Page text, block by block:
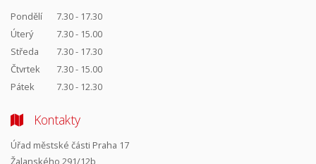
Pondělí
7.30 - 17.30
Úterý
7.30 - 15.00
Středa
7.30 - 17.30
Čtvrtek
7.30 - 15.00
Pátek
7.30 - 12.30
Kontakty
Úřad městské části Praha 17
Žalanského 291/12b